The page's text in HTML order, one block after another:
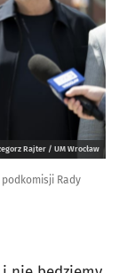
Rajter / UM Wrocław
Rady